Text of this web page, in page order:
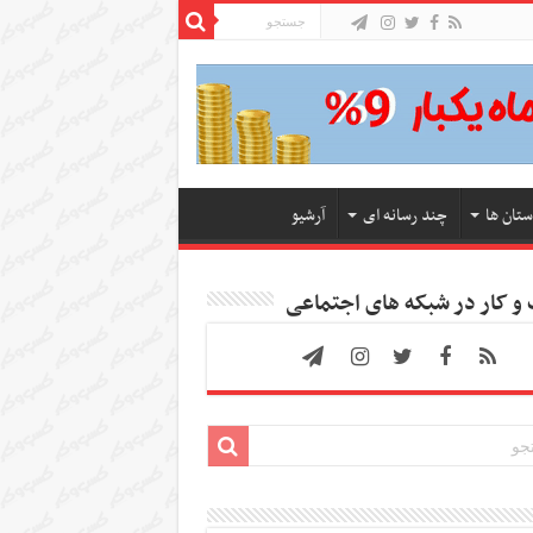
ها چند رسانه ای آرشیو
کار در شبکه های اجتماعی